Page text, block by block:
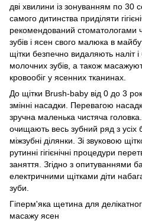
дві хвилини із зонуванням по 30
самого дитинства приділяти
рекомендований стоматологами
зубів і ясен свого малюка в
щітки безпечно видаляють наліт і
молочних зубів, а також
кровообіг у ясенних тканинах.
До щітки Brush-baby від 0 до 3
змінні насадки. Перевагою
зручна маленька чистяча
очищають весь зубний ряд з усіх
міжзубні ділянки. Зі звуковою
рутинні гігієнічні процедури
заняття. Згідно з опитуваннями
електричними щітками діти
зуби.
Гіперм'яка щетина для
масажу ясен